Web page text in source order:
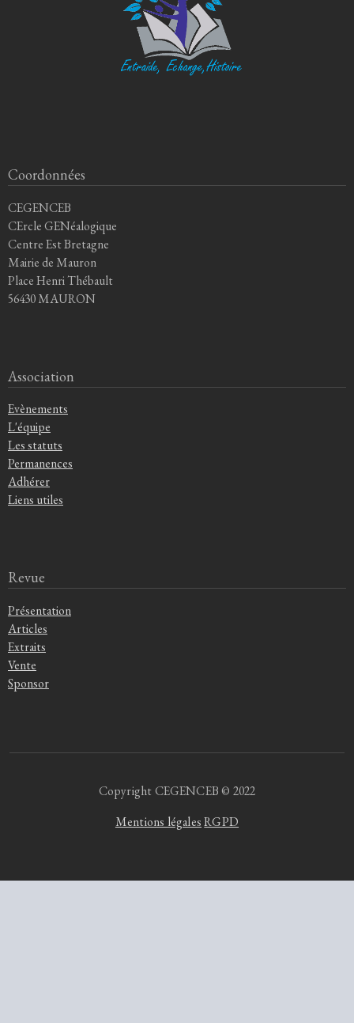
Coordonnées
CEGENCEB
CErcle GENéalogique
Centre Est Bretagne
Mairie de Mauron
Place Henri Thébault
56430 MAURON
Association
Evènements
L'équipe
Les statuts
Permanences
Adhérer
Liens utiles
Revue
Présentation
Articles
Extraits
Vente
Sponsor
Copyright CEGENCEB © 2022
Mentions légales RGPD